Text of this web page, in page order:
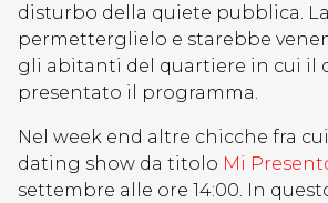
disturbo della quiete pubblica.
permetterglielo e starebbe
gli abitanti del quartiere in cui il
presentato il programma.
Nel week end altre chicche fra
dating show da titolo Mi
settembre alle ore 14:00. In